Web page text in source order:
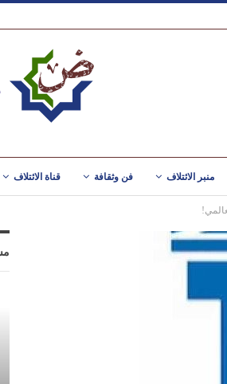
منبر الائتلاف فن وثقافة قناة الائتلاف